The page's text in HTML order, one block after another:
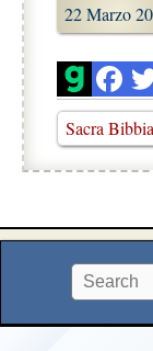
22 Marzo
Sacra Bibbia